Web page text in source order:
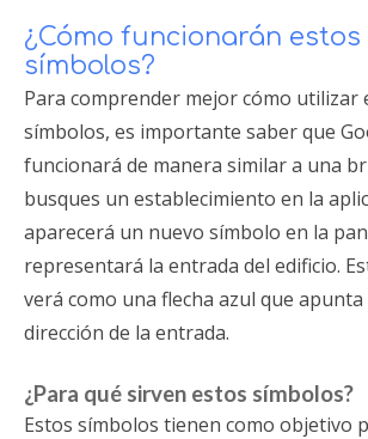
¿Cómo funcionarán estos
símbolos?
Para comprender mejor cómo utilizar
símbolos, es importante saber que
funcionará de manera similar a una
busques un establecimiento en la
aparecerá un nuevo símbolo en la
representará la entrada del edificio.
verá como una flecha azul que apunta
dirección de la entrada.
¿Para qué sirven estos símbolos?
Estos símbolos tienen como objetivo